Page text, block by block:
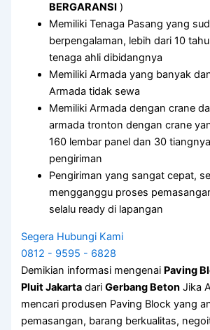
BERGARANSI )
Memiliki Tenaga Pasang yang
berpengalaman, lebih dari 10
tenaga ahli dibidangnya
Memiliki Armada yang banyak
Armada tidak sewa
Memiliki Armada dengan crane
armada tronton dengan crane
160 lembar panel dan 30
pengiriman
Pengiriman yang sangat cepat,
mengganggu proses
selalu ready di lapangan
Segera Hubungi Kami
0812 - 9595 - 6828
Demikian informasi mengenai Paving
Pluit Jakarta dariGerbang Beton Jika
mencari produsen Paving Block yang
pemasangan, barang berkualitas,